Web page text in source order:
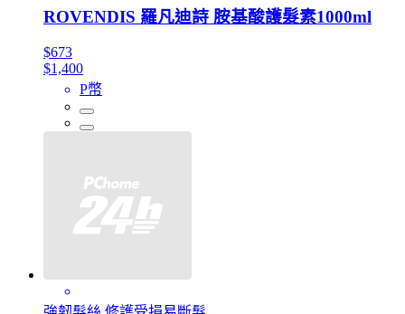
ROVENDIS 羅凡迪詩 胺基酸護髮素1000ml
$673
$1,400
P幣